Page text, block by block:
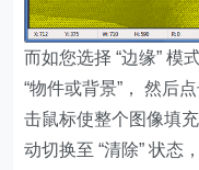
而如您选择 “边缘” 模
“物件或背景”， 然后
击鼠标使整个图像填
动切换至 “清除” 状态